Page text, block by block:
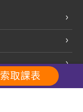
索取課表